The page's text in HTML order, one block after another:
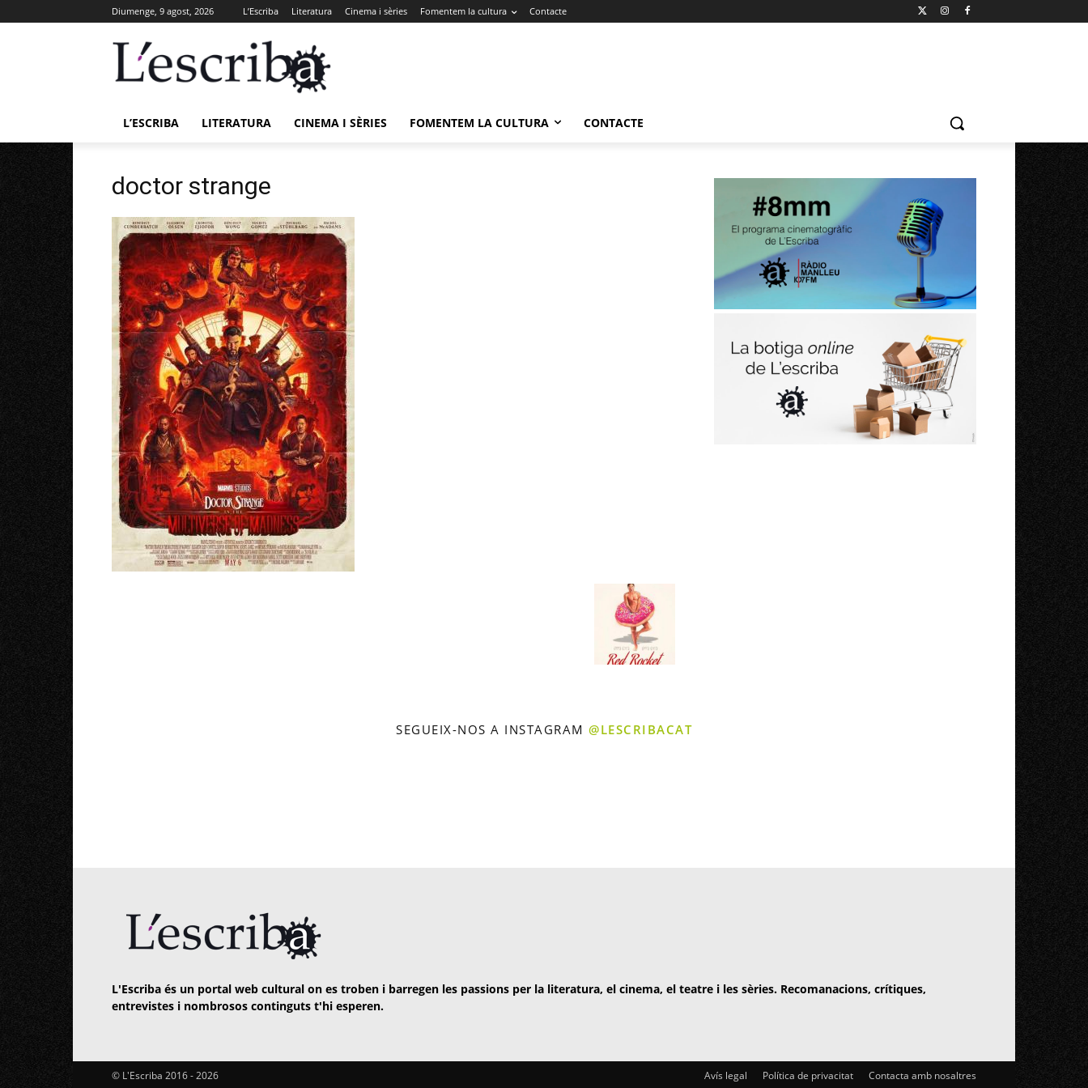
Diumenge, 9 agost, 2026 L’Escriba Literatura Cinema i sèries Fomentem la cultura Contacte
L’ESCRIBA LITERATURA CINEMA I SÈRIES FOMENTEM LA CULTURA CONTACTE
doctor strange
SEGUEIX-NOS A INSTAGRAM @LESCRIBACAT
L'Escriba és un portal web cultural on es troben i barregen les passions per la literatura, el cinema, el teatre i les sèries. Recomanacions, crítiques,
entrevistes i nombrosos continguts t'hi esperen.
Avís legal Política de privacitat Contacta amb nosaltres
© L'Escriba 2016 -2026